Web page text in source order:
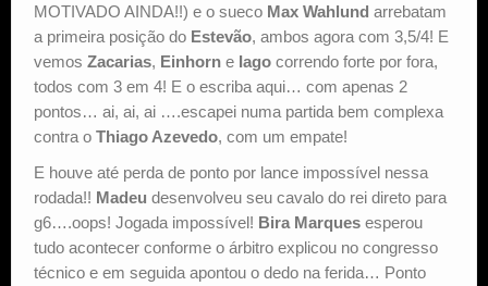
MOTIVADO AINDA!!) e o sueco Max Wahlund arrebatam
a primeira posição do Estevão, ambos agora com 3,5/4! E
vemos Zacarias, Einhorn e Iago correndo forte por fora,
todos com 3 em 4! E o escriba aqui… com apenas 2
pontos… ai, ai, ai ….escapei numa partida bem complexa
contra o Thiago Azevedo, com um empate!
E houve até perda de ponto por lance impossível nessa
rodada!! Madeu desenvolveu seu cavalo do rei direto para
g6….oops! Jogada impossível! Bira Marques esperou
tudo acontecer conforme o árbitro explicou no congresso
técnico e em seguida apontou o dedo na ferida… Ponto